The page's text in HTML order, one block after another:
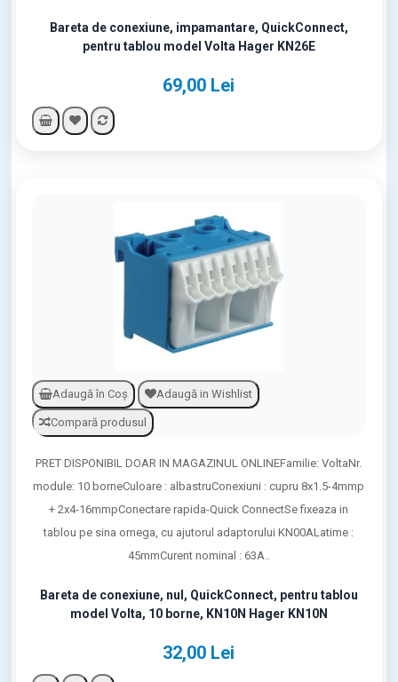
Bareta de conexiune, impamantare, QuickConnect,
pentru tablou model Volta Hager KN26E
69,00 Lei
Adaugă în Coş Adaugă in Wishlist
Compară produsul
Bareta de conexiune, nul, QuickConnect, pentru tablou
model Volta, 10 borne, KN10N Hager KN10N
32,00 Lei
PRET DISPONIBIL DOAR IN MAGAZINUL ONLINEFamilie: VoltaNr.
module: 10 borneCuloare : albastruConexiuni : cupru 8x1.5-4mmp
+ 2x4-16mmpConectare rapida-Quick ConnectSe fixeaza in
tablou pe sina omega, cu ajutorul adaptorului KN00ALatime :
45mmCurent nominal : 63A..